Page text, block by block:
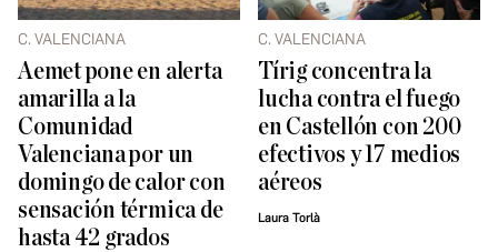
C. VALENCIANA
Aemet pone en alerta
amarilla a la
Comunidad
Valenciana por un
domingo de calor con
sensación térmica de
hasta 42 grados
C. VALENCIANA
Tírig concentra la
lucha contra el fuego
en Castellón con 200
efectivos y 17 medios
aéreos
Laura Torlà